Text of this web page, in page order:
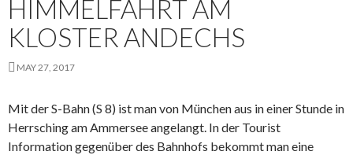
HIMMELFAHRT AM
KLOSTER ANDECHS
MAY 27, 2017
Mit der S-Bahn (S 8) ist man von München aus in einer Stunde in
Herrsching am Ammersee angelangt. In der Tourist
Information gegenüber des Bahnhofs bekommt man eine